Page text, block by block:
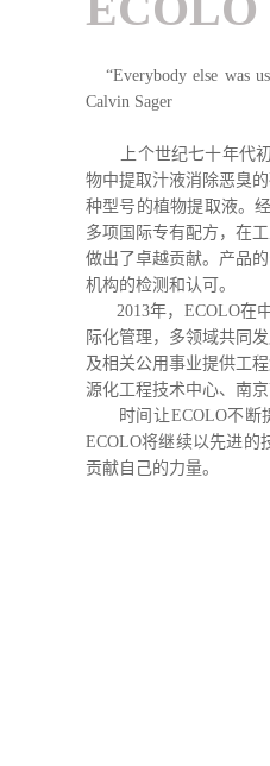
“Everybody else was
Calvin Sager
上个世纪七十年代初
物中提取汁液消除恶臭
种型号的植物提取液。
多项国际专有配方，在
做出了卓越贡献。产品
机构的检测和认可。
2013年，ECOLO在中
际化管理，多领域共同
及相关公用事业提供工
源化工程技术中心、南
时间让ECOLO不断提
ECOLO将继续以先进的
贡献自己的力量。